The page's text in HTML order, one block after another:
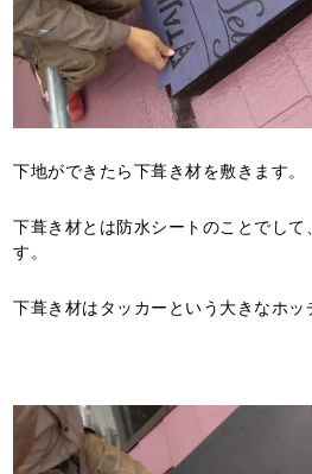
下地ができたら下葺き材を敷きます。
下葺き材とは防水シートのことでして
す。
下葺き材はタッカーという大きなホッ